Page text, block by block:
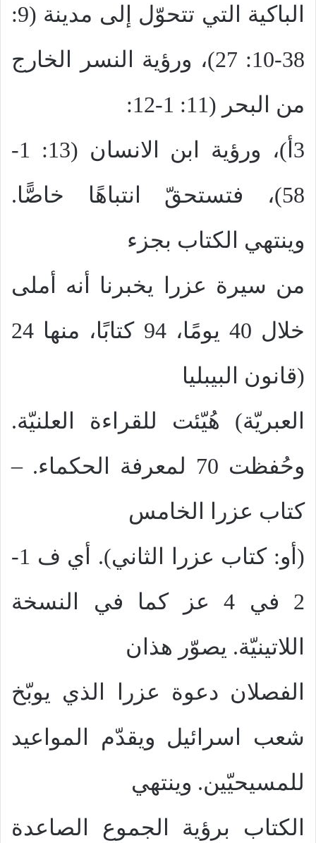
الباكية التي تتحوّل إلى مدينة (9:
38-10: 27)، ورؤية النسر الخارج
من البحر (11: 1-12:
3أ)، ورؤية ابن الانسان (13: 1-
58)، فتستحقّ انتباهًا خاصًّا.
وينتهي الكتاب بجزء
من سيرة عزرا يخبرنا أنه أملى
خلال 40 يومًا، 94 كتابًا، منها 24
(قانون البيبليا
العبريّة) هُيّئت للقراءة العلنيّة.
وحُفظت 70 لمعرفة الحكماء. –
كتاب عزرا الخامس
(أو: كتاب عزرا الثاني). أي ف 1-
2 في 4 عز كما في النسخة
اللاتينيّة. يصوّر هذان
الفصلان دعوة عزرا الذي يوبّخ
شعب اسرائيل ويقدّم المواعيد
للمسيحيّين. وينتهي
الكتاب برؤية الجموع الصاعدة